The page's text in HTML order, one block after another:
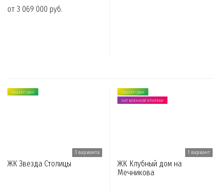
от 3 069 000 руб.
ОБЪЕКТ СДАН
3 варианта
ЖК Звезда Столицы
ОБЪЕКТ СДАН
НЕТ ВОЕННОЙ ИПОТЕКИ
1 вариант
ЖК Клубный дом на
Мечникова